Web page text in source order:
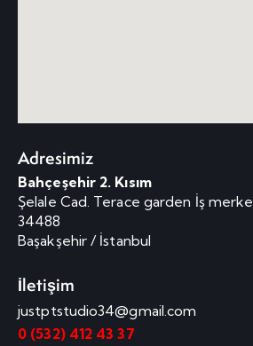
Adresimiz
Bahçeşehir 2. Kısım
Şelale Cad. Terace garden İş
34488
Başakşehir / İstanbul
İletişim
justptstudio34@gmail.com
0 (532) 412 43 37